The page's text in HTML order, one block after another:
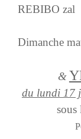
REBIBO zal
Dimanche
&
du lundi 17
P